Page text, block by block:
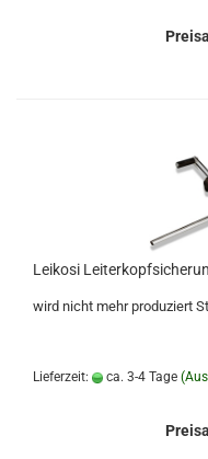
Leikosi
wird nicht mehr produziert
Lieferzeit: ca. 3-4 Tage